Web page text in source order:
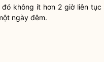
không ít hơn 2 giờ liên tục
ngày đêm.